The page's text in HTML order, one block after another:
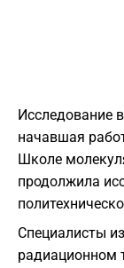
Исследование
начавшая
Школе
продолжила
Специалисты
радиационном